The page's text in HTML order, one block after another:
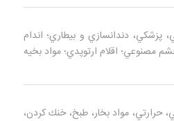
پزشكي، دندانسازي و بيطاري؛ اندام‌
مصنوعي؛ اقلام ارتوپدي؛ مواد بخيه
حرارتي، مواد بخار، طبخ، خنك كردن،